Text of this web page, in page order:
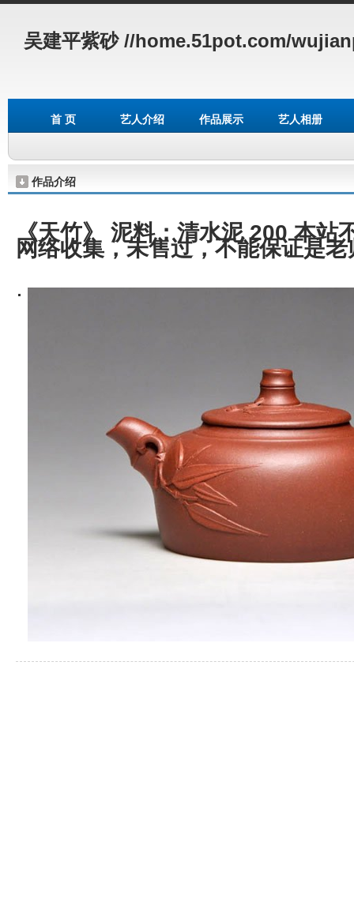
吴建平紫砂//home.51pot.com/
首 页 艺人介绍 作品展示 艺人相册
作品介绍
《天竹》 泥料：清水泥 200本站
网络收集，未售过，不能保证是